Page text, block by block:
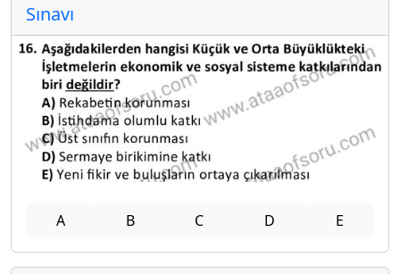
Sınavı
A B C D E